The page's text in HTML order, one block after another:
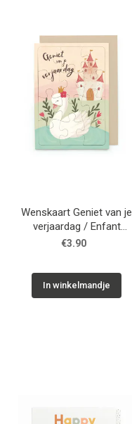
Wenskaart Geniet van je
verjaardag / Enfant
Terrible
€3.90
In winkelmandje